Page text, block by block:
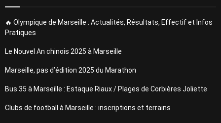
🔥 Olympique de Marseille : Actualités, Résultats, Effectif et Infos
Pratiques
Le Nouvel An chinois 2025 à Marseille
Marseille, pas d’édition 2025 du Marathon
Bus 35 à Marseille : Estaque Riaux / Plages de Corbières Joliette
Clubs de football à Marseille : inscriptions et terrains